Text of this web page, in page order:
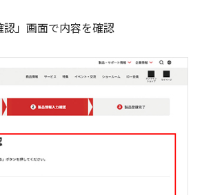
」画面で内容を確認